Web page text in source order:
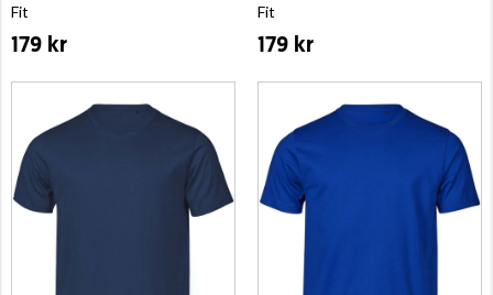
Fit
179 kr
Fit
179 kr